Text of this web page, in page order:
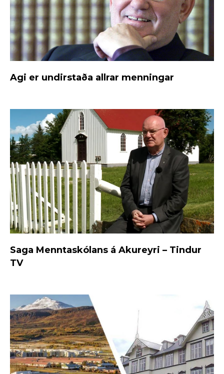
Agi er undirstaða allrar menningar
Saga Menntaskólans á Akureyri – Tindur
TV